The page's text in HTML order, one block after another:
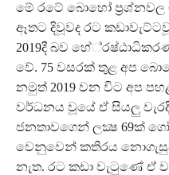
මේ රටේ බොහෝ
ඈතට දිවූවද රට
2019දී බව
වේ. 75 වසරක් තුළ අප
නමුත් 2019 වන විට අප
වර්ධනය වූයේ ඒ සියලු වැරදි
ජනතාවගෙන් ලක්‍ෂ 69ක්
වෙනුවෙන් කතිරය
නැත. රට කඩා වැටුණේ ඒ